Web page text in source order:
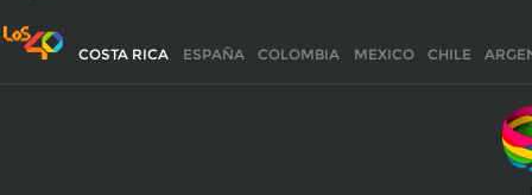
COSTA RICA ESPAÑA COLOMBIA MEXICO CHILE